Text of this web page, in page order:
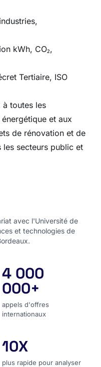
kWh, CO₂,
Tertiaire, ISO
toutes les
et aux
de rénovation et de
les secteurs public et
avec l'Université de
et technologies de
appels d'offres
4 000
000+
appels d'offres
internationaux
plus rapide pour analyser
10X
plus rapide pour analyser